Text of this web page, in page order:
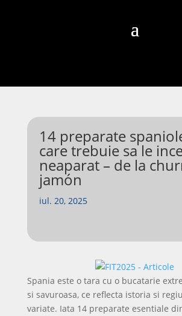
14 preparate
care trebuie sa le
neaparat – de la
jamón
iul. 20, 2025
Spania este o tara cu o bucatarie
si savuroasa, ce reflecta istoria si
variate. Iata 14 preparate esentiale